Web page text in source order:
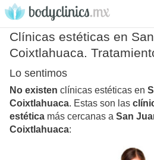
Clínicas estéticas en
Coixtlahuaca.
Lo sentimos
No existen clínicas estéticas en
Coixtlahuaca. Estas son las
estética más cercanas a San
Coixtlahuaca: